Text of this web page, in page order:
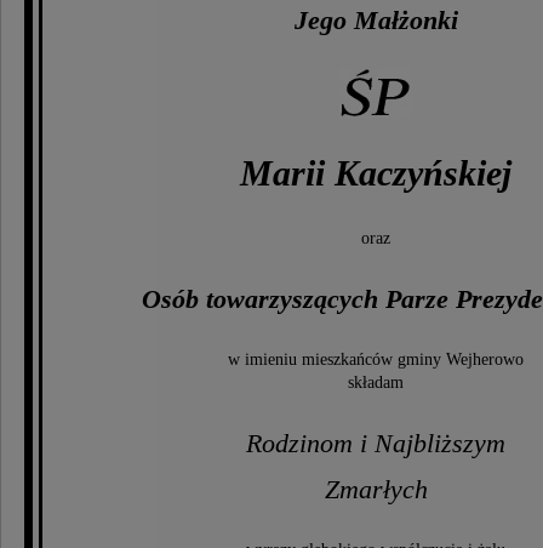
Jego Małżonki
Marii Kaczyńskiej
oraz
Osób towarzyszących Parze
w imieniu mieszkańców gminy Wejherowo
składam
Rodzinom i Najbliższym
Zmarłych